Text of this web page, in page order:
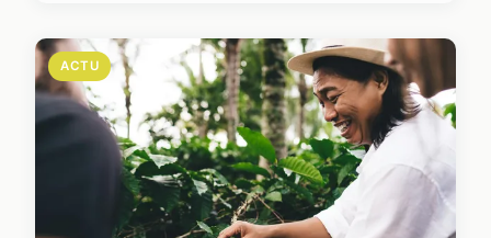
ACTU